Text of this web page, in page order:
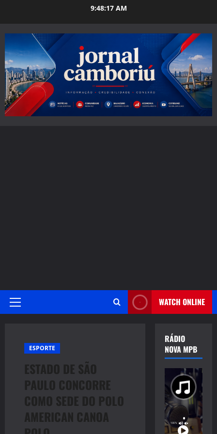
9:48:18 AM
Primary
WATCH ONLINE
ESPORTE
ESTADO DE SÃO
PAULO CONCORRE
COMO SEDE DO POLO
AMERICAN CANOA
RÁDIO
NOVA MPB